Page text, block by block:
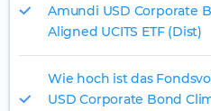
Amundi USD Corporate
Aligned UCITS ETF (Dist)
Wie hoch ist das
USD Corporate Bond